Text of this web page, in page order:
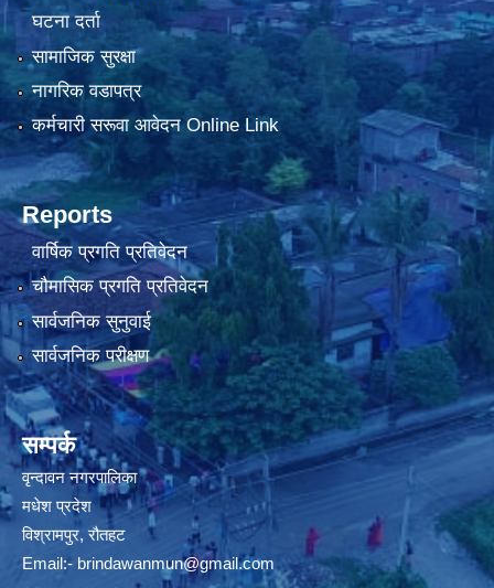
घटना दर्ता
सामाजिक सुरक्षा
नागरिक वडापत्र
कर्मचारी सरूवा आवेदन Online Link
Reports
वार्षिक प्रगति प्रतिवेदन
चौमासिक प्रगति प्रतिवेदन
सार्वजनिक सुनुवाई
सार्वजनिक परीक्षण
सम्पर्क
वृन्दावन नगरपालिका
मधेश प्रदेश
विश्रामपुर, रौतहट
Email:- brindawanmun@gmail.com